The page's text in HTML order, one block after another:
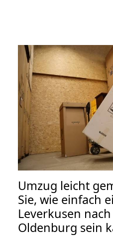
Umzug leicht
Sie, wie einfach
Leverkusen
Oldenburg sein